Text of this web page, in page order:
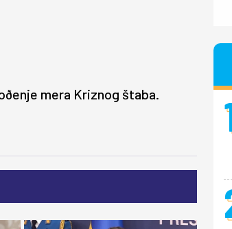
mera Kriznog štaba.